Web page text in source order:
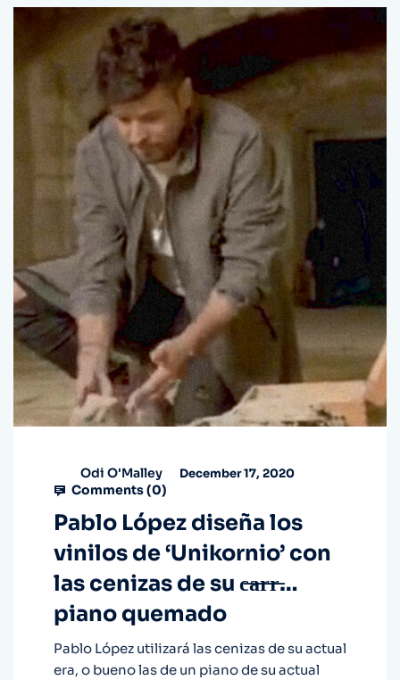
Odi O'Malley December 17, 2020
Comments (0)
Pablo López diseña los
vinilos de ‘Unikornio’ con
las cenizas de su c̶a̶r̶r̶…
piano quemado
Pablo López utilizará las cenizas de su actual
era, o bueno las de un piano de su actual